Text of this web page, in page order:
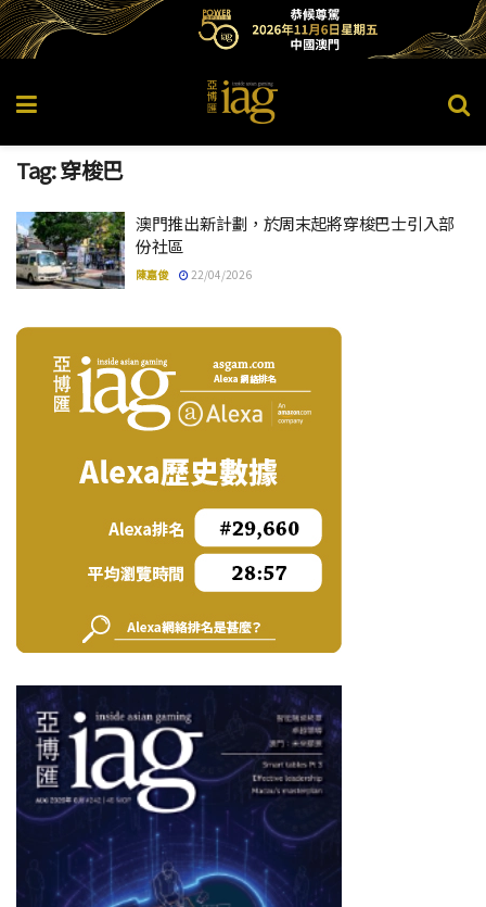
Tag:穿梭巴
澳門推出新計劃，於周末起將穿梭巴士引入部
份社區
陳嘉俊 22/04/2026